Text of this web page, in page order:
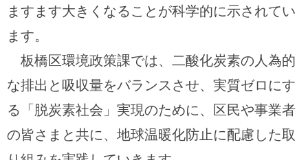
ますます大きくなることが科学的に示されてい
ます。
板橋区環境政策課では、二酸化炭素の人為的
な排出と吸収量をバランスさせ、実質ゼロにす
る「脱炭素社会」実現のために、区民や事業者
の皆さまと共に、地球温暖化防止に配慮した取